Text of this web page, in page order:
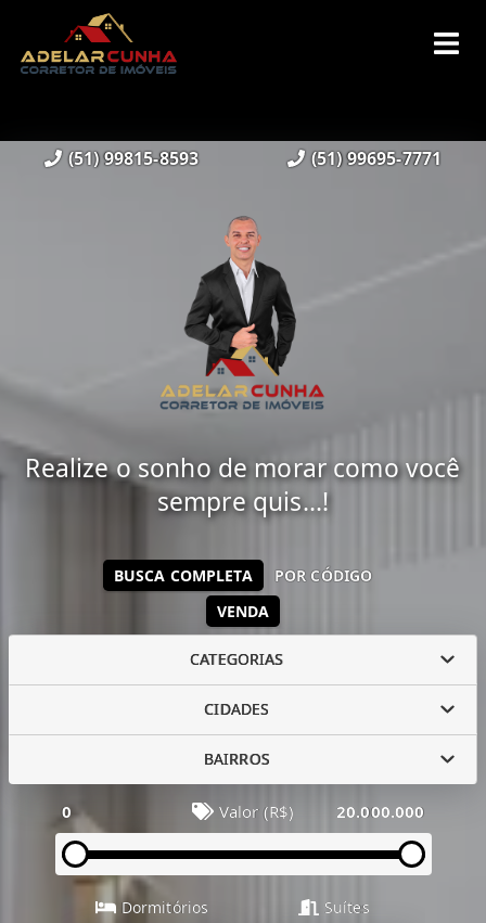
(51) 99815-8593 (51) 99695-7771
Realize o sonho de morar como você
sempre quis...!
VENDA
BUSCA COMPLETA POR CÓDIGO
CATEGORIAS
CIDADES
BAIRROS
0 Valor (R$) 20.000.000
Dormitórios Suítes